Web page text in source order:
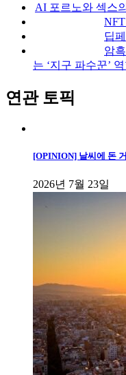
AI 포르노와 섹스
딥
암
는 ‘지구 파수꾼’
연관 토픽
[OPINION] 날씨에 돈
2026년 7월 23일